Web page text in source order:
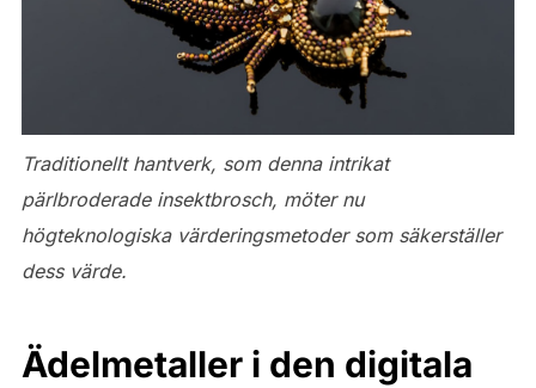
Traditionellt hantverk, som denna intrikat
pärlbroderade insektbrosch, möter nu
högteknologiska värderingsmetoder som säkerställer
dess värde.
Ädelmetaller i den digitala